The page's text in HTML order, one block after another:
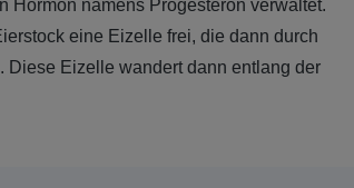
Hormon namens Progesteron verwaltet.
eine Eizelle frei, die dann durch
Diese Eizelle wandert dann entlang der